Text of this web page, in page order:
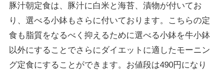
豚汁朝定食は、豚汁に白米と海苔、漬物が付いてお
り、選べる小鉢もさらに付いております。こちらの定
食も脂質をなるべく抑えるために選べる小鉢を牛小鉢
以外にすることでさらにダイエットに適したモーニン
グ定食にすることができます。お値段は490円になり